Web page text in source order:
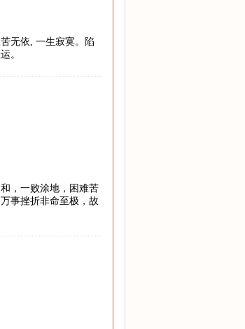
无依, 一生寂寞。陷
。
，一败涂地，困难苦
事挫折非命至极，故